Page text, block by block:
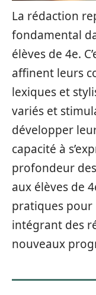
La rédaction
fondamental
élèves de 4e.
affinent leurs
lexiques et
variés et
développer
capacité à
profondeur
aux élèves de
pratiques pour
intégrant des
nouveaux